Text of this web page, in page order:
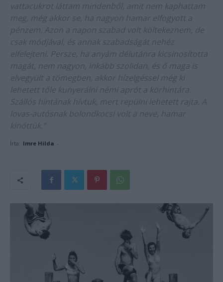
vattacukrot láttam mindenből, amit nem kaphattam
meg, még akkor se, ha nagyon hamar elfogyott a
pénzem. Azon a napon szabad volt költekeznem, de
csak módjával, és annak szabadságát nehéz
elfelejteni. Persze, ha anyám délutánra kicsinosította
magát, nem nagyon, inkább szolidan, és ő maga is
elvegyült a tömegben, akkor hízelgéssel még ki
lehetett tőle kunyerálni némi aprót a körhintára.
Szállós hintának hívtuk, mert repülni lehetett rajta. A
lovas-autósnak bolondkocsi volt a neve, hamar
kinőttük.”
Írta: Imre Hilda -